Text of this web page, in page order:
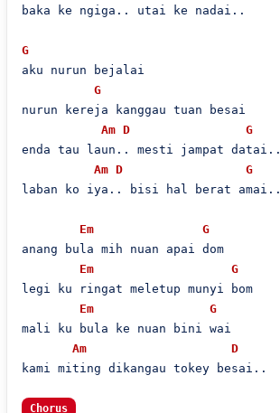
baka ke ngiga.. utai ke nadai..
G
aku nurun bejalai
G
nurun kereja kanggau tuan besai
Am D
G
enda tau laun.. mesti jampat datai..
Am D
G
laban ko iya.. bisi hal berat amai..
Em
G
anang bula mih nuan apai dom
Em
G
legi ku ringat meletup munyi bom
Em
G
mali ku bula ke nuan bini wai
Am
D
kami miting dikangau tokey besai..
Chorus